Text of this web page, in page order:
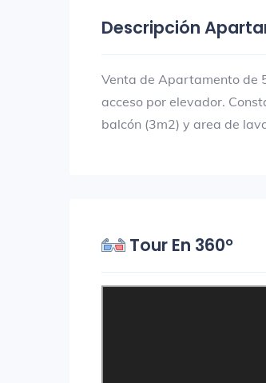
Descripción
Venta de Apartamento de
acceso por elevador.
balcón (3m2) y area de
Tour En 360°